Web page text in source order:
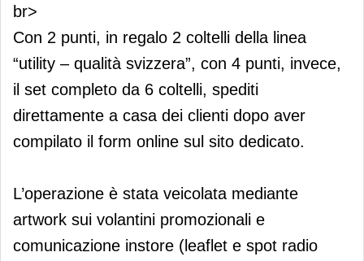
br>
Con 2 punti, in regalo 2 coltelli della linea
“utility – qualità svizzera”, con 4 punti, invece,
il set completo da 6 coltelli, spediti
direttamente a casa dei clienti dopo aver
compilato il form online sul sito dedicato.
L’operazione è stata veicolata mediante
artwork sui volantini promozionali e
comunicazione instore (leaflet e spot radio